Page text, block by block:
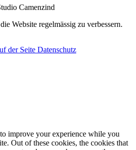
Camenzind
Website regelmässig zu verbessern.
der Seite Datenschutz
improve your experience while you
Out of these cookies, the cookies that